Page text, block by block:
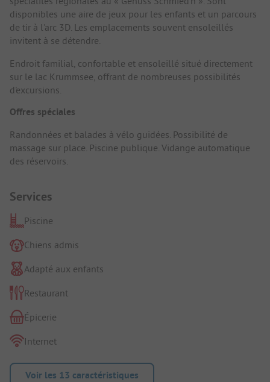
disponibles une aire de jeux pour les enfants et un parcours
de tir à l'arc 3D. Les emplacements souvent ensoleillés
invitent à se détendre.
Endroit familial, confortable et ensoleillé situé directement
sur le lac Krummsee, offrant de nombreuses possibilités
d'excursions.
Offres spéciales
Randonnées et balades à vélo guidées. Possibilité de
massage sur place. Piscine publique. Vidange automatique
des réservoirs.
Services
Piscine
Chiens admis
Adapté aux enfants
Restaurant
Épicerie
Internet
Voir les 13 caractéristiques